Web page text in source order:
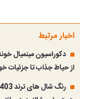
اخبار مرتبط
از حیاط جذاب تا جزئیات